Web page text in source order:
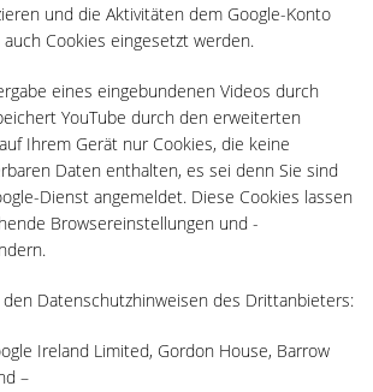
und die Aktivitäten dem Google-Konto
Cookies eingesetzt werden.
eines eingebundenen Videos durch
YouTube durch den erweiterten
Ihrem Gerät nur Cookies, die keine
Daten enthalten, es sei denn Sie sind
Dienst angemeldet. Diese Cookies lassen
Browsereinstellungen und -
Datenschutzhinweisen des Drittanbieters:
Ireland Limited, Gordon House, Barrow
–